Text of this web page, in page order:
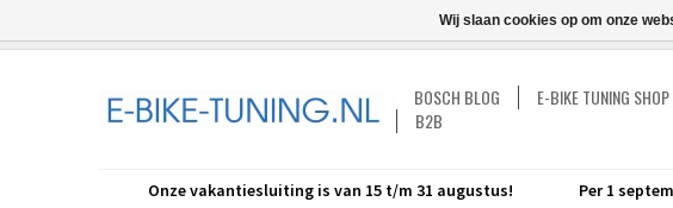
BOSCH BLOG E-BIKE TUNING SHOP
B2B
Onze vakantiesluiting is van 15 t/m 31 augustus!
Per 1
Wij slaan cookies op om onze